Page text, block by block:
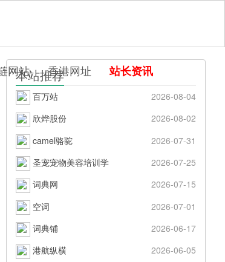
网站 香港网址 站长资讯
本站推荐
百万站
2026-08-04
欣烨股份
2026-08-02
camel骆驼
2026-07-31
圣宠宠物美容培训学
2026-07-25
词典网
2026-07-15
空词
2026-07-01
词典铺
2026-06-17
港航纵横
2026-06-05